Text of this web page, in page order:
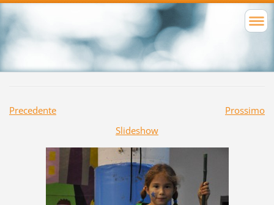
Precedente
Prossimo
Slideshow